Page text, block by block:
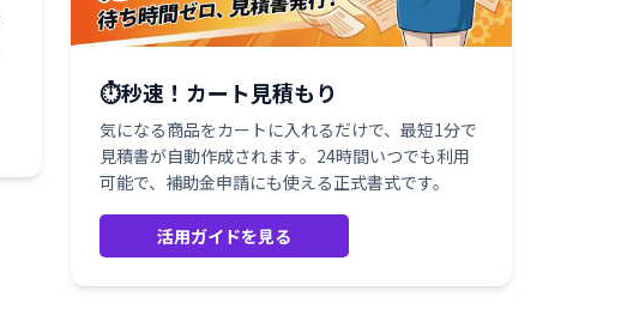
⏱️秒速！カート見積もり
気になる商品をカートに入れるだけで、最短1分で
見積書が自動作成されます。24時間いつでも利用
可能で、補助金申請にも使える正式書式です。
活用ガイドを見る